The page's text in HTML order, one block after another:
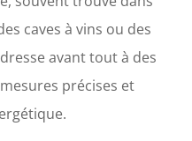
caves à vins ou des
avant tout à des
précises et